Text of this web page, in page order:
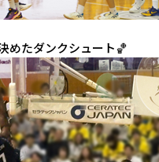
めたダンクシュート🏀